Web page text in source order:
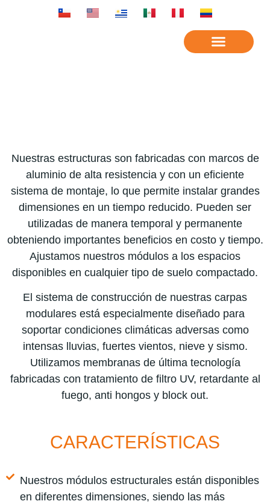
Nuestras estructuras son fabricadas con marcos de
aluminio de alta resistencia y con un eficiente
sistema de montaje, lo que permite instalar grandes
dimensiones en un tiempo reducido. Pueden ser
utilizadas de manera temporal y permanente
obteniendo importantes beneficios en costo y tiempo.
Ajustamos nuestros módulos a los espacios
disponibles en cualquier tipo de suelo compactado.
El sistema de construcción de nuestras carpas
modulares está especialmente diseñado para
soportar condiciones climáticas adversas como
intensas lluvias, fuertes vientos, nieve y sismo.
Utilizamos membranas de última tecnología
fabricadas con tratamiento de filtro UV, retardante al
fuego, anti hongos y block out.
CARACTERÍSTICAS
Nuestros módulos estructurales están disponibles
en diferentes dimensiones, siendo las más